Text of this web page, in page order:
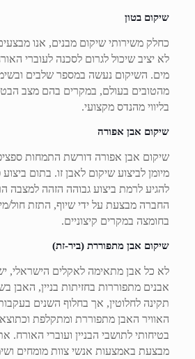
שיקום בטון
כחלק משירותי שיקום מבנים, אנו
לא יציב שיכול לגרום לסכנה לעוברי
מים. השיקום נעשה במספר שלבים
מהטובים בעולם, במקרים בהם מצב
בליווי מהנדס מקצועי.
שיקום אבן אפורה
שיקום אבן אפורה דורשת התמחות
מיומן לביצוע שיקום לאבן זו. בתום
להגיע לרמת ביצוע גבוהה הזהה למצבה
החברה מבצעת על ידי שיוף, התזת חול/
בחומצה במקרים קיצוניים.
שיקום אבן מתפוררת (ביר-זת)
לא כל אבן מתאימה לאקלים הישראלי,
אבנים מתפוררות בחזיתות בניין, האבן
תקינה לחלוטין, אך בחלוף השנים
האוויר האבן מתפוררת ומתקלפת
בטיחותי לתושבי הבניין ועוברי
מבצעת באמצעות אנשי צוות מומחים